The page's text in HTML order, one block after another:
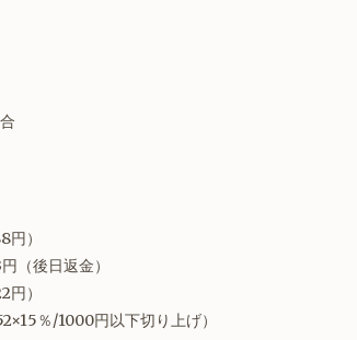
）
（後日返金）
）
％/1000円以下切り上げ）